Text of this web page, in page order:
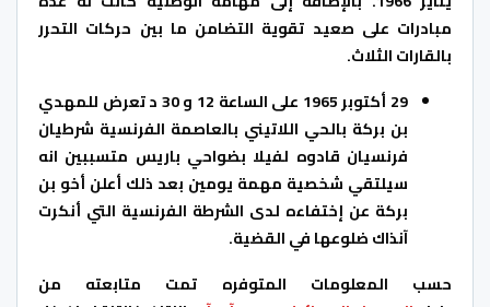
مبادرات على صعيد تقوية التضامن ما بين حركات التحرر
بالقارات الثلاث.
29 أكتوبر 1965 على الساعة 12 و 30 د تعرض للمهدي
بن بركة بالحي اللاتيني بالعاصمة الفرنسية شرطيان
فرنسيان قادوه لفيلا بضواحي باريس متسببين انه
سيلتقي شخصية مهمة يومين بعد ذلك أعلن أخو بن
بركة عن إختفاءه لدى الشرطة الفرنسية التي أنكرت
آنذاك ضلوعها في القضية.
حسب المعلومات المتوفره تمت متابعته من